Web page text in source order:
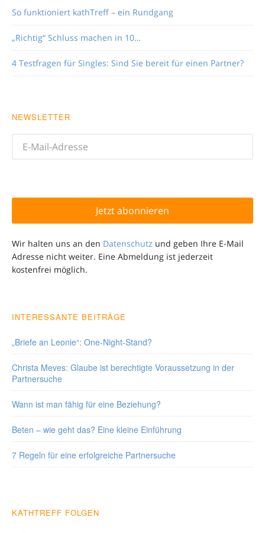
So funktioniert kathTreff – ein Rundgang
„Richtig“ Schluss machen in 10…
4 Testfragen für Singles: Sind Sie bereit für einen Partner?
NEWSLETTER
Wir halten uns an den Datenschutz und geben Ihre E-Mail
Adresse nicht weiter. Eine Abmeldung ist jederzeit
kostenfrei möglich.
INTERESSANTE BEITRÄGE
„Briefe an Leonie“: One-Night-Stand?
Christa Meves: Glaube ist berechtigte Voraussetzung in der
Partnersuche
Wann ist man fähig für eine Beziehung?
Beten – wie geht das? Eine kleine Einführung
7 Regeln für eine erfolgreiche Partnersuche
KATHTREFF FOLGEN